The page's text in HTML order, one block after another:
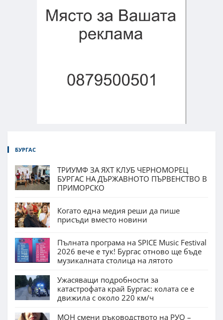
БУРГАС
ТРИУМФ ЗА ЯХТ КЛУБ ЧЕРНОМОРЕЦ
БУРГАС НА ДЪРЖАВНОТО ПЪРВЕНСТВО В
ПРИМОРСКО
Когато една медия реши да пише
присъди вместо новини
Пълната програма на SPICE Music Festival
2026 вече е тук! Бургас отново ще бъде
музикалната столица на лятото
Ужасяващи подробности за
катастрофата край Бургас: колата се е
движила с около 220 км/ч
МОН смени ръководството на РУО –